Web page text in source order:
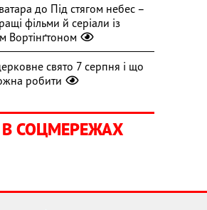
до Під стягом небес –
фільми й серіали із
Вортінґтоном
свято 7 серпня і що
робити
СОЦМЕРЕЖАХ